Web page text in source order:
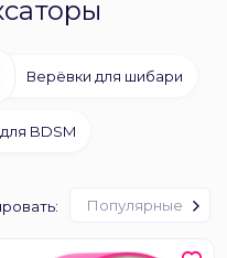
Верёвки для шибари
BDSM
Популярные